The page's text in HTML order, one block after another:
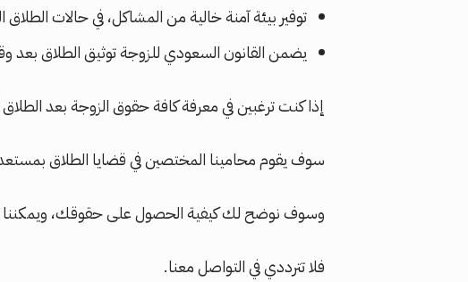
توفير بيئة آمنة خالية من المشاكل، في حالات
يضمن القانون السعودي للزوجة توثيق الطلاق بعد
إذا كنت ترغبين في معرفة كافة حقوق الزوجة بعد
سوف يقوم محامينا المختصين في قضايا الطلاق
وسوف نوضح لك كيفية الحصول على حقوقك،
فلا تترددي في التواصل معنا.